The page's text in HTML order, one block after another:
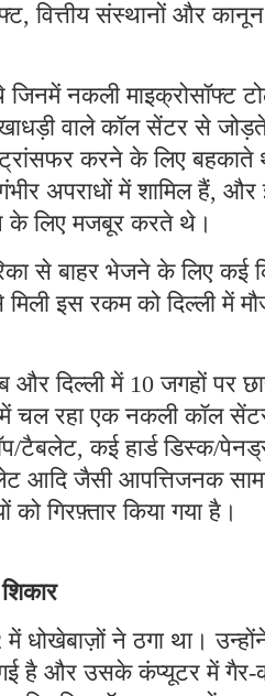
वित्तीय संस्थानों और
नकली माइक्रोसॉफ्ट
धोखाधड़ी वाले कॉल सेंटर से
करने के लिए
अपराधों में शामिल हैं,
के लिए मजबूर करते थे।
से बाहर भेजने के लिए कई
इस रकम को दिल्ली में
दिल्ली में 10 जगहों पर
चल रहा एक नकली कॉल
कई हार्ड डिस्क/
आदि जैसी आपत्तिजनक
गिरफ़्तार किया गया है।
धोखेबाज़ों ने ठगा था।
है और उसके कंप्यूटर में गैर-